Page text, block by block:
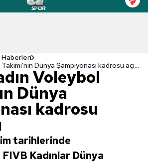
A Milli Kadın Voleybol Takımı'nın Dünya Şampiyonası kadrosu açıklandı
Voleybol
Dünya
kadrosu
tarihlerinde
Kadınlar Dünya